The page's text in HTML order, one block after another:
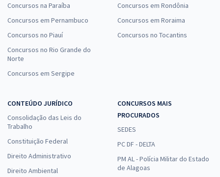
Concursos na Paraíba
Concursos em Pernambuco
Concursos no Piauí
Concursos no Rio Grande do
Norte
Concursos em Sergipe
Concursos em Rondônia
Concursos em Roraima
Concursos no Tocantins
CONTEÚDO JURÍDICO
Consolidação das Leis do
Trabalho
Constituição Federal
Direito Administrativo
Direito Ambiental
CONCURSOS MAIS
PROCURADOS
SEDES
PC DF - DELTA
PM AL - Polícia Militar do Estado
de Alagoas